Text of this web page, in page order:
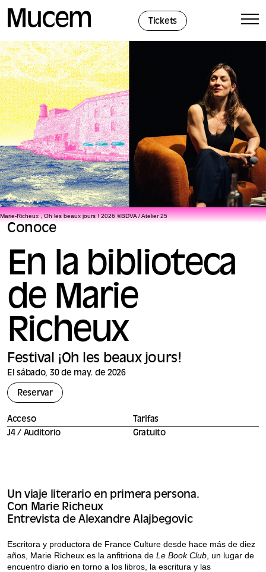
Tickets
Marie-Richeux , Oh les beaux jours ! 2026 ©BDVA / Atelier 25
Conoce
En la biblioteca
de Marie
Richeux
Festival ¡Oh les beaux jours!
El sábado, 30 de may. de 2026
Reservar
Acceso
J4 / Auditorio
Tarifas
Gratuito
Un viaje literario en primera persona.
Con Marie Richeux
Entrevista de Alexandre Alajbegovic
Escritora y productora de France Culture desde hace más de diez
años, Marie Richeux es la anfitriona de Le Book Club , un lugar de
encuentro diario en torno a los libros, la escritura y las